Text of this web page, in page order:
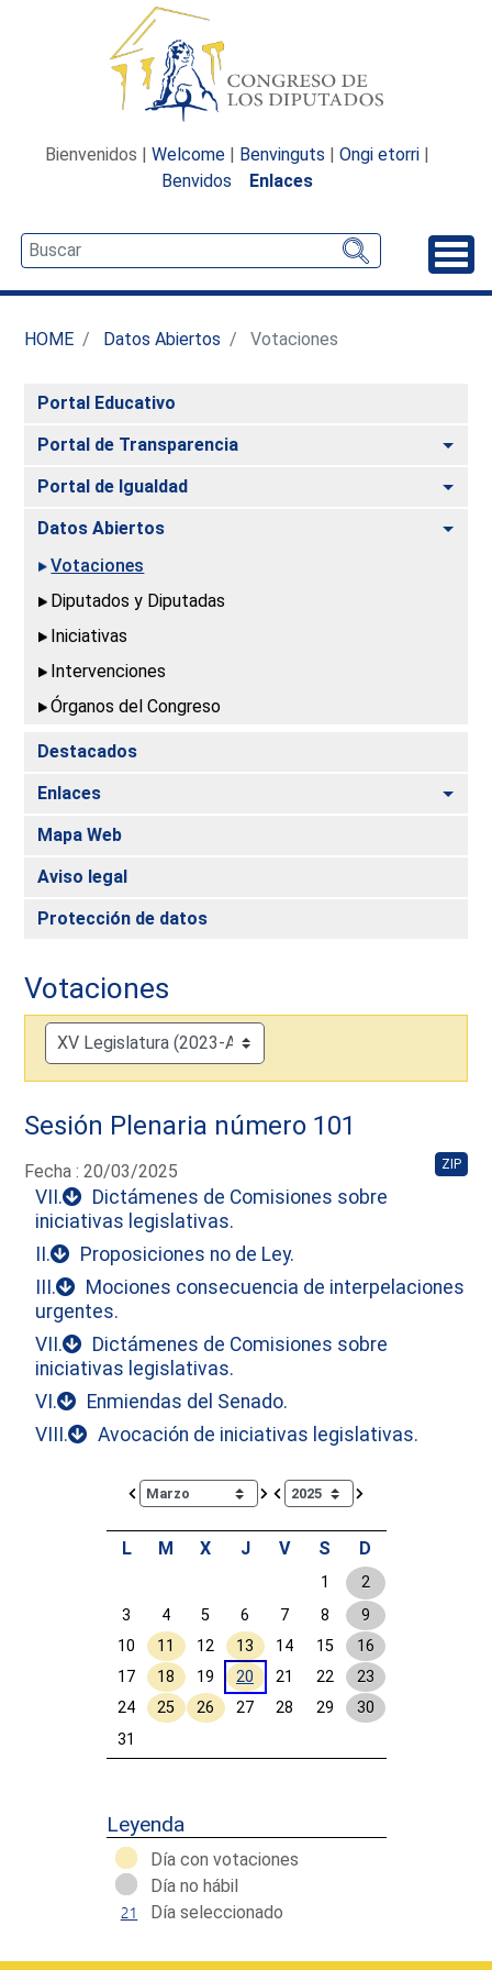
Bienvenidos | Welcome | Benvinguts | Ongi etorri |
Benvidos
Enlaces
HOME Datos Abiertos Votaciones
Portal Educativo
Portal de Transparencia
Portal de Igualdad
Datos Abiertos
Votaciones
Diputados y Diputadas
Iniciativas
Intervenciones
Órganos del Congreso
Destacados
Enlaces
Mapa Web
Aviso legal
Protección de datos
Votaciones
Sesión Plenaria número 101
Fecha : 20/03/2025 ZIP
VII.
Dictámenes de Comisiones sobre
iniciativas legislativas.
II.
Proposiciones no de Ley.
III.
Mociones consecuencia de interpelaciones
urgentes.
VII.
Dictámenes de Comisiones sobre
iniciativas legislativas.
VI.
Enmiendas del Senado.
VIII.
Avocación de iniciativas legislativas.
Calendar io de actividades. Doce Legislatura
L M X J V S D
1
2
3
4 5 6 7 8
9
10
11 12 13 14 15
16
17
18 19 20 21 22
23
24
25 26 27 28 29
30
31
Leyenda
Día con votaciones
Día no hábil
Día seleccionado